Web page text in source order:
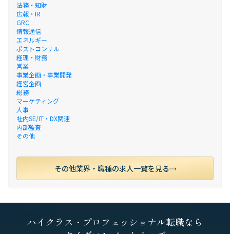
法務・知財
広報・IR
GRC
情報通信
エネルギー
ポストコンサル
経理・財務
営業
事業企画・事業開発
経営企画
総務
マーケティング
人事
社内SE/IT・DX関連
内部監査
その他
その他業界・職種の求人一覧を見る
ハイクラス・プロフェッショナル転職なら